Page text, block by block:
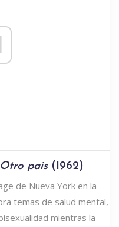
pais(1962)
de Nueva York en la
temas de salud mental,
mientras la